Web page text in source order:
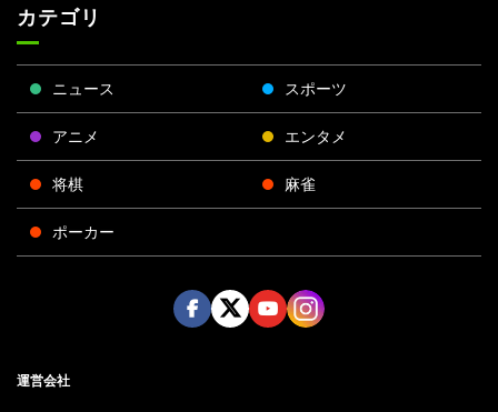
カテゴリ
ニュース スポーツ
アニメ エンタメ
将棋 麻雀
ポーカー
運営会社